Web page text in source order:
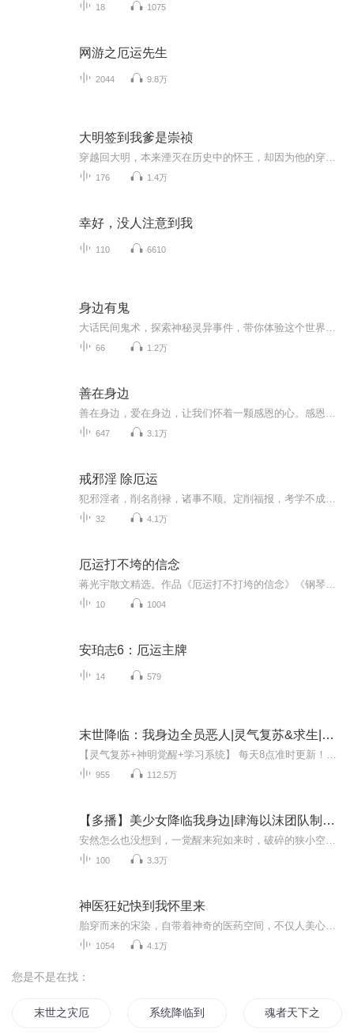
18 1075
网游之厄运先生
2044 9.8万
大明签到我爹是崇祯
176 1.4万
幸好，没人注意到我
110 6610
身边有鬼
66 1.2万
善在身边
647 3.1万
戒邪淫 除厄运
32 4.1万
厄运打不垮的信念
10 1004
安珀志6：厄运主牌
14 579
末世降临：我身边全员恶人|灵气复苏&求生|智商在线
955 112.5万
【多播】美少女降临我身边|肆海以沫团队制作|异能&丧尸
100 3.3万
神医狂妃快到我怀里来
1054 4.1万
您是不是在找：
末世之灾厄降临 系统降临到我身边 魂者天下之厄运